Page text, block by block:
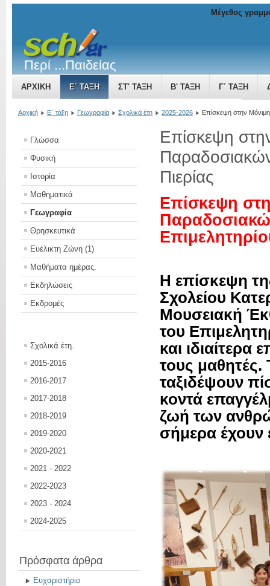
Περί ...Παιδείας
ΑΡΧΙΚΉ Ε΄ ΤΆΞΗ ΣΤ' ΤΆΞΗ Β' ΤΆΞΗ Γ΄ ΤΆΞΗ
ΤΟ ΒΥΖΑΝΤΙΝΌ ΚΡΆΤΟΣ ΜΙΑ ΔΎΝΑΜΗ ΠΟΥ ΜΕΓΑΛΏΝΕΙ
Μέγεθος
Αρχική Ε΄ τάξη Γεωγραφία Σχολικά έτη 2025-2026 Επίσκεψη στην
Γλώσσα
Φυσική
Ιστορία
Μαθηματικά
Γεωγραφία
Θρησκευτικά
Ευέλικτη Ζώνη (1)
Μαθήματα ημέρας.
Εκδηλώσεις
Εκδρομές
Σχολικά έτη.
2015-2016
2016-2017
2017-2018
2018-2019
2019-2020
2020-2021
2021 - 2022
2022-2023
2023 - 2024
2024-2025
Πρόσφατα άρθρα
Ευχαριστήριο
Επίσκεψη
Πιερίας
Επίσκεψη
Η επίσκεψη
Σχολείου
Μουσειακή
του
και ιδιαίτερα
τους μαθητές.
ταξιδέψουν
κοντά
ζωή των
σήμερα έχουν